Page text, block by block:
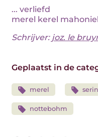
... verliefd
merel kerel
Schrijver: joz. le
Geplaatst in de
merel
nottebohm